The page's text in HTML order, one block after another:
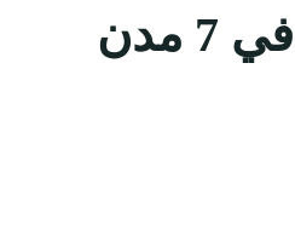
شركة العثيم فود تعلن فتح باب التوظيف لحملة الثانوية فأعلى للعمل في 7 مدن